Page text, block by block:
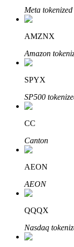
Pelajari Staking
Pelajari
Meta
AMZNX
Amazon
SPYX
SP500
CC
Canton
AEON
AEON
QQQX
Nasdaq